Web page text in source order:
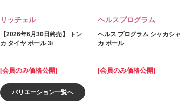
リッチェル
【2026年6月30日終売】 トン
カ タイヤ ボール 3i
[会員のみ価格公開]
バリエーション一覧へ
ヘルスプログラム
ヘルス プログラム シャカシャ
カ ボール
[会員のみ価格公開]